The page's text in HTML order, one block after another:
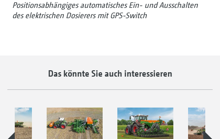
Positionsabhängiges automatisches Ein- und Ausschalten
des elektrischen Dosierers mit GPS-Switch
Das könnte Sie auch interessieren